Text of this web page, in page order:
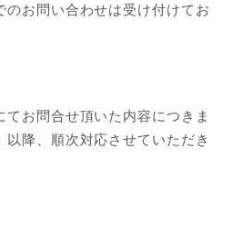
のお問い合わせは受け付けてお
お問合せ頂いた内容につきま
以降、順次対応させていただき